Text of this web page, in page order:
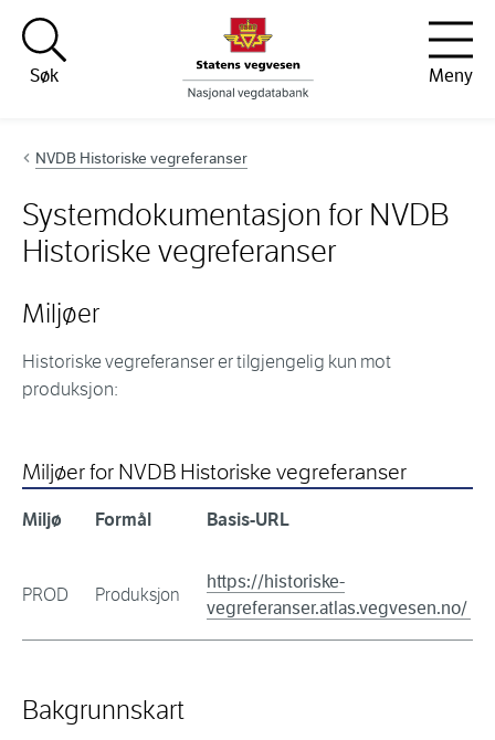
Hopp til innhold
Søk
Meny
NVDB Historiske vegreferanser
Systemdokumentasjon for NVDB
Historiske vegreferanser
Miljøer
Historiske vegreferanser er tilgjengelig kun mot
produksjon:
Miljøer for NVDB Historiske vegreferanser
Miljø Formål Basis-URL
PROD Produksjon
https://historiske-
vegreferanser.atlas.vegvesen.no/
Bakgrunnskart